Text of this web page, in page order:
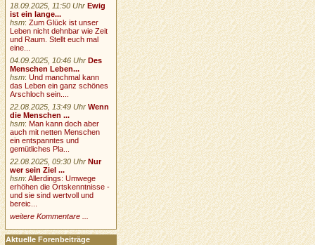
18.09.2025, 11:50 Uhr Ewig
ist ein lange...
hsm:Zum Glück ist unser
Leben nicht dehnbar wie Zeit
und Raum. Stellt euch mal
eine...
04.09.2025, 10:46 Uhr Des
Menschen Leben...
hsm:Und manchmal kann
das Leben ein ganz schönes
Arschloch sein....
22.08.2025, 13:49 Uhr Wenn
die Menschen ...
hsm:Man kann doch aber
auch mit netten Menschen
ein entspanntes und
gemütliches Pla...
22.08.2025, 09:30 Uhr Nur
wer sein Ziel ...
hsm:Allerdings: Umwege
erhöhen die Ortskenntnisse -
und sie sind wertvoll und
bereic...
weitere Kommentare ...
Aktuelle Forenbeiträge